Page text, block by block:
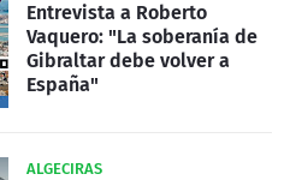
Entrevista a Roberto
Vaquero: "La soberanía de
Gibraltar debe volver a
España"
ALGECIRAS